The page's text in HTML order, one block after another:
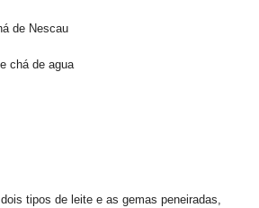
de Nescau
chá de agua
tipos de leite e as gemas peneiradas,